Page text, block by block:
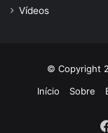
Vídeos
© Copyright
Início
Sobre